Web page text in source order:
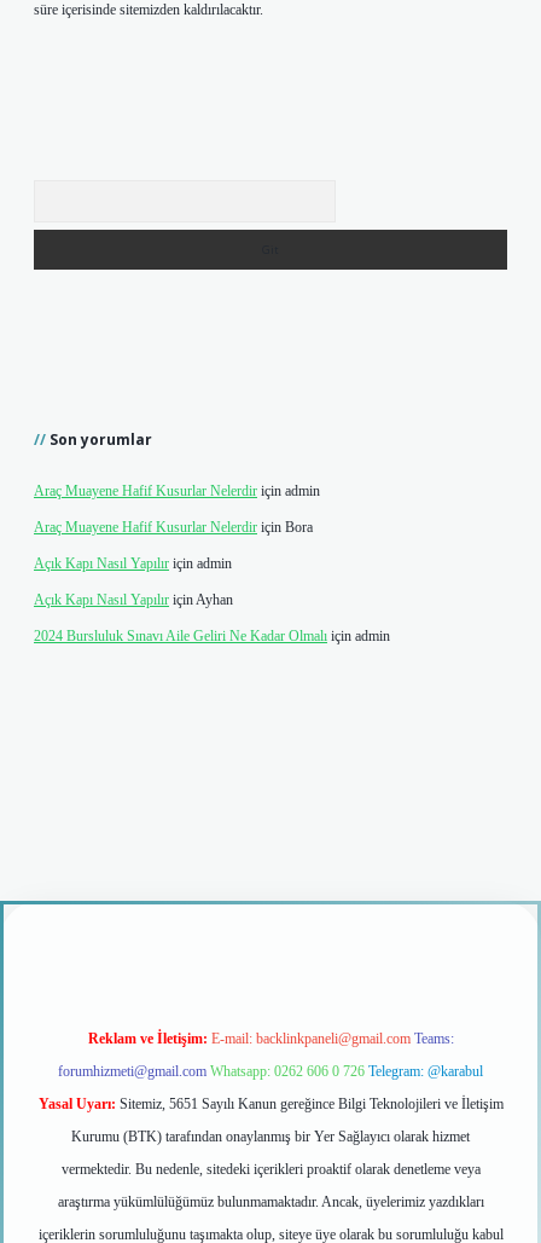
süre içerisinde sitemizden kaldırılacaktır.
Son yorumlar
Araç Muayene Hafif Kusurlar Nelerdir için admin
Araç Muayene Hafif Kusurlar Nelerdir için Bora
Açık Kapı Nasıl Yapılır için admin
Açık Kapı Nasıl Yapılır içinAyhan
2024 Bursluluk Sınavı Aile Geliri Ne Kadar Olmalı için admin
Reklam ve İletişim: E-mail: backlinkpaneli@gmail.com Teams:
forumhizmeti@gmail.com Whatsapp: 0262 606 0 726 Telegram: @karabul
Yasal Uyarı: Sitemiz, 5651 Sayılı Kanun gereğince Bilgi Teknolojileri ve İletişim
Kurumu (BTK) tarafından onaylanmış bir Yer Sağlayıcı olarak hizmet
vermektedir. Bu nedenle, sitedeki içerikleri proaktif olarak denetleme veya
araştırma yükümlülüğümüz bulunmamaktadır. Ancak, üyelerimiz yazdıkları
içeriklerin sorumluluğunu taşımakta olup, siteye üye olarak bu sorumluluğu kabul